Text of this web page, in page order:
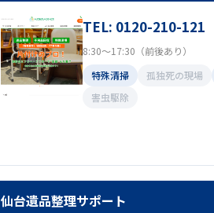
TEL: 0120-210-121
8:30～17:30（前後あり）
特殊清掃
孤独死の現場
害虫駆除
仙台遺品整理サポート